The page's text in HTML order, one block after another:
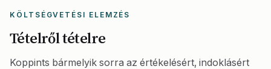
KÖLTSÉGVETÉSI ELEMZÉS
Tételről tételre
Koppints bármelyik sorra az értékelésért, indoklásért